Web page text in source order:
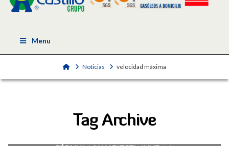
Menu
HomeNoticias velocidad máxima
Tag Archive